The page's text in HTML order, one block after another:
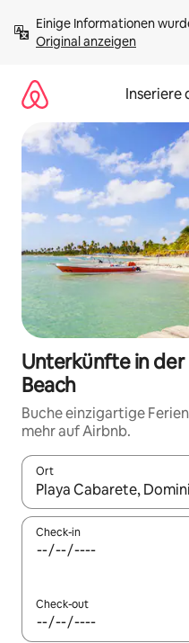
Inhalten
springenOriginal anzeigen
Inseriere
Unterkünfte in
Beach
Buche einzigartige
mehr auf Airbnb.
Ort
Wenn Ergebnisse
Check-in
Check-out